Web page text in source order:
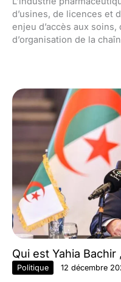
d’usines, de licences et
enjeu d’accès aux
d’organisation de la
Qui est Yahia Bachir
Politique 12 décembre